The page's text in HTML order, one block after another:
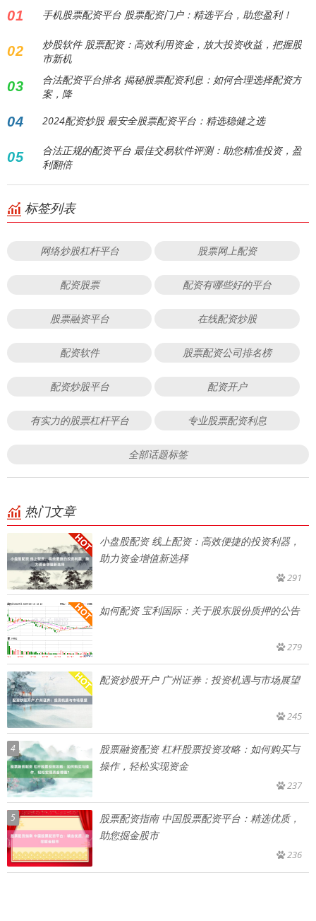
01 手机股票配资平台 股票配资门户：精选平台，助您盈利！
02
炒股软件 股票配资：高效利用资金，放大投资收益，把握股
市新机
03
合法配资平台排名 揭秘股票配资利息：如何合理选择配资方
案，降
04 2024配资炒股 最安全股票配资平台：精选稳健之选
05
合法正规的配资平台 最佳交易软件评测：助您精准投资，盈
利翻倍
标签列表
网络炒股杠杆平台 股票网上配资
配资股票 配资有哪些好的平台
股票融资平台 在线配资炒股
配资软件 股票配资公司排名榜
配资炒股平台 配资开户
有实力的股票杠杆平台 专业股票配资利息
全部话题标签
热门文章
小盘股配资 线上配资：高效便捷的投资利器，
助力资金增值新选择
291
如何配资 宝利国际：关于股东股份质押的公告
279
配资炒股开户 广州证券：投资机遇与市场展望
245
4
股票融资配资 杠杆股票投资攻略：如何购买与
操作，轻松实现资金
237
5
股票配资指南 中国股票配资平台：精选优质，
助您掘金股市
236